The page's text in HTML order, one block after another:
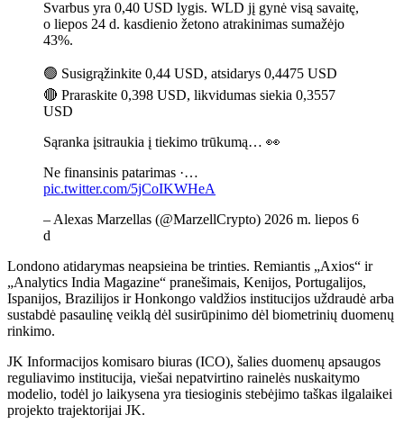
Svarbus yra 0,40 USD lygis. WLD jį gynė visą savaitę,
o liepos 24 d. kasdienio žetono atrakinimas sumažėjo
43%.
🟢 Susigrąžinkite 0,44 USD, atsidarys 0,4475 USD
🔴 Praraskite 0,398 USD, likvidumas siekia 0,3557
USD
Sąranka įsitraukia į tiekimo trūkumą… 👀
Ne finansinis patarimas ·…
pic.twitter.com/5jCoIKWHeA
– Alexas Marzellas (@MarzellCrypto) 2026 m. liepos 6
d
Londono atidarymas neapsieina be trinties. Remiantis „Axios“ ir
„Analytics India Magazine“ pranešimais, Kenijos, Portugalijos,
Ispanijos, Brazilijos ir Honkongo valdžios institucijos uždraudė arba
sustabdė pasaulinę veiklą dėl susirūpinimo dėl biometrinių duomenų
rinkimo.
JK Informacijos komisaro biuras (ICO), šalies duomenų apsaugos
reguliavimo institucija, viešai nepatvirtino rainelės nuskaitymo
modelio, todėl jo laikysena yra tiesioginis stebėjimo taškas ilgalaikei
projekto trajektorijai JK.